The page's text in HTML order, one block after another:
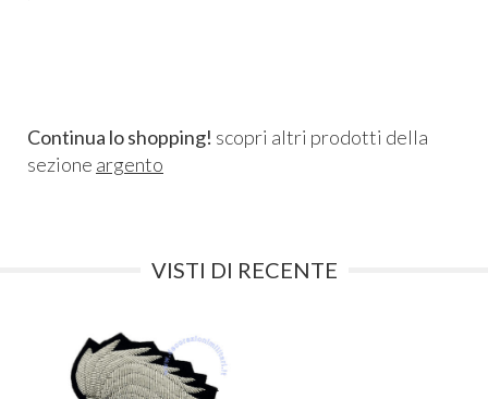
Continua lo shopping! scopri altri prodotti della
sezione argento
VISTI DI RECENTE